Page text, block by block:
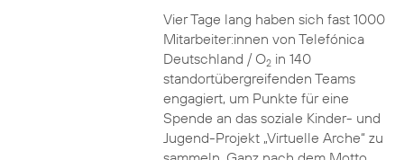
Vier Tage lang haben sich fast 1000
Mitarbeiter:innen von Telefónica
Deutschland / O2in 140
standortübergreifenden Teams
engagiert, um Punkte für eine
Spende an das soziale Kinder- und
Jugend-Projekt „Virtuelle Arche“ zu